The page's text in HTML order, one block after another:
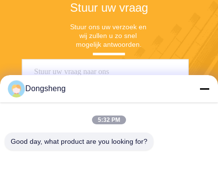
Stuur uw vraag
Stuur ons uw verzoek en
wij zullen u zo snel
mogelijk antwoorden.
Dongsheng
5:32 PM
Good day, what product are you looking for?